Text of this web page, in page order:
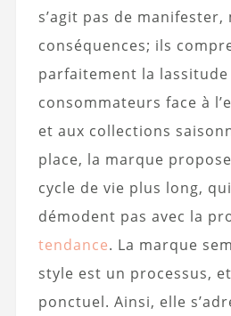
s’agit pas de manifester,
conséquences; ils
parfaitement la lassitude
consommateurs face à
et aux collections
place, la marque
cycle de vie plus long,
démodent pas avec la
tendance. La marque
style est un processus,
ponctuel. Ainsi, elle